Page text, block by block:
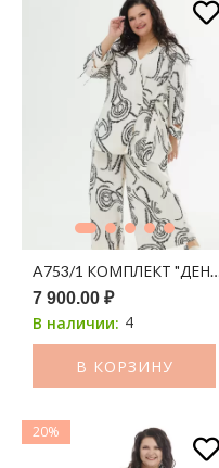
A753/1 КОМПЛЕКТ
7 900.00 ₽
В наличии: 4
В КОРЗИНУ
20%